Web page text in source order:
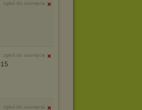
zgłoś do usunięcia
zgłoś do usunięcia
zgłoś do usunięcia